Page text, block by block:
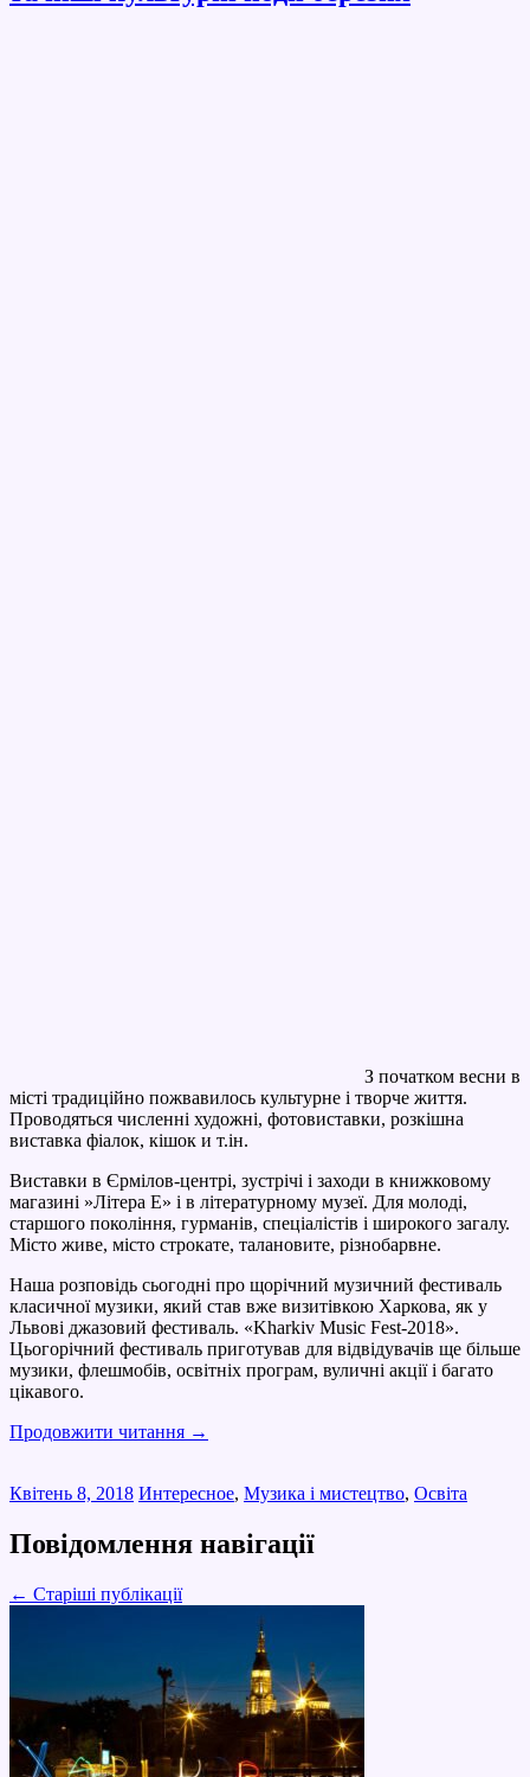
З початком весни в
місті традиційно пожвавилось культурне і творче життя.
Проводяться численні художні, фотовиставки, розкішна
виставка фіалок, кішок и т.ін.
Виставки в Єрмілов-центрі, зустрічі і заходи в книжковому
магазині »Літера Е» і в літературному музеї. Для молоді,
старшого покоління, гурманів, спеціалістів і широкого загалу.
Місто живе, місто строкате, талановите, різнобарвне.
Наша розповідь сьогодні про щорічний музичний фестиваль
класичної музики, який став вже визитівкою Харкова, як у
Львові джазовий фестиваль. «Kharkiv Music Fest-2018».
Цьогорічний фестиваль приготував для відвідувачів ще більше
музики, флешмобів, освітніх програм, вуличні акції і багато
цікавого.
Продовжити читання →
Квітень 8, 2018 Интересное, Музика і мистецтво, Освіта
Повідомлення навігації
← Старіші публікації